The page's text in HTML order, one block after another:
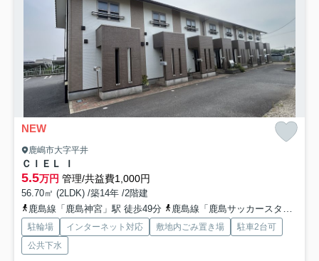
NEW
鹿嶋市大字平井
ＣＩＥＬ Ｉ
5.5万円 管理/共益費1,000円
56.70㎡ (2LDK) /築14年 /2階建
鹿島線「鹿島神宮」駅 徒歩49分
鹿島線「鹿島サッカースタジア」駅 徒歩87分
駐輪場 インターネット対応 敷地内ごみ置き場
駐車2台可
公共下水